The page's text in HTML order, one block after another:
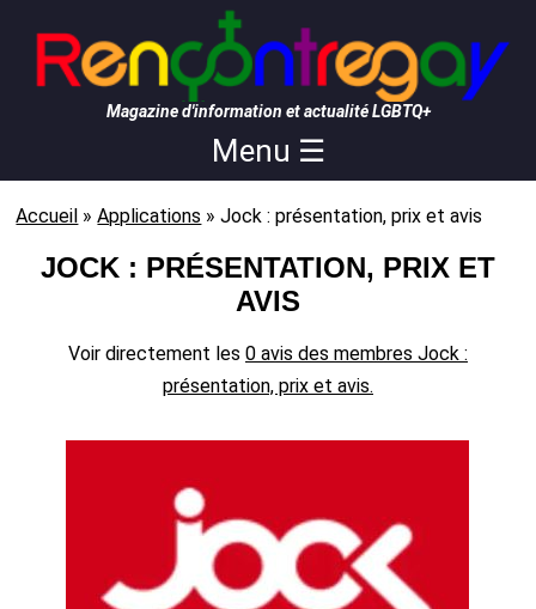
Magazine d'information et actualité LGBTQ+
Menu ☰
Accueil »Applications »Jock : présentation, prix et avis
JOCK : PRÉSENTATION, PRIX ET
AVIS
Voir directement les 0 avis des membres Jock :
présentation, prix et avis.